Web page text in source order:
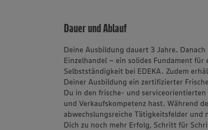
Dauer und Ablauf
Deine Ausbildung dauert 3 Jahre.
Einzelhandel – ein solides Fundament
Selbstständigkeit bei EDEKA. Zudem
Deiner Ausbildung ein zertifizierter
Du in den frische- und
und Verkaufskompetenz hast. Während
abwechslungsreiche Tätigkeitsfelder und
Dich zu noch mehr Erfolg, Schritt für